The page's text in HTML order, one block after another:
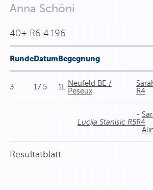
Anna Schöni
40+ R6 4.196
RundeDatumBegegnung
3 17.5 1LNeufeld BE /
Peseux
R4
Lucija Stanisic R5
-
R4
-
Resultatblatt